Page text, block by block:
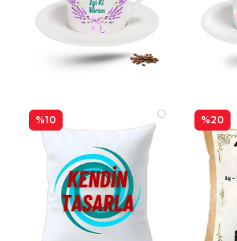
%10 %20